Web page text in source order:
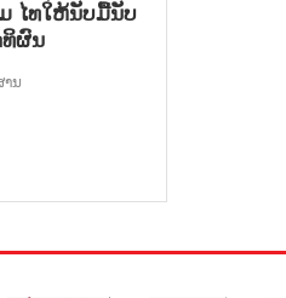
ໄທ​ໃຫ້​ນັບ​ມື້​ນັບ​
ທິ​ຜົນ
ານ